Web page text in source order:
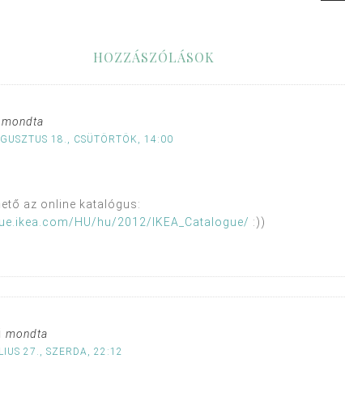
HOZZÁSZÓLÁSOK
mondta
18., CSÜTÖRTÖK, 14:00
az online katalógus:
HU/hu/2012/IKEA_Catalogue/ :))
mondta
27., SZERDA, 22:12